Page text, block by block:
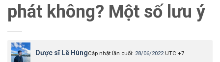
phát không? Một số lưu ý
Dược sĩ Lê HùngCập nhật lần cuối: 28/06/2022 UTC +7